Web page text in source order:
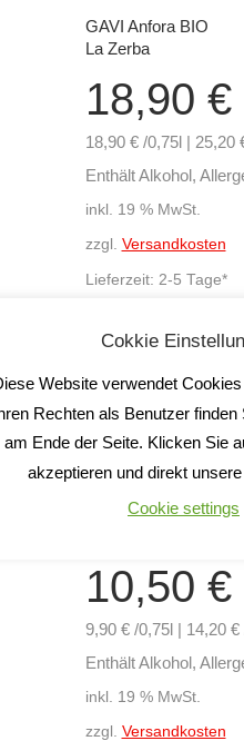
GAVI Anfora BIO
La Zerba
18,90 €
18,90 € /0,75l | 25,20
Enthält Alkohol,
inkl. 19 % MwSt.
zzgl. Versandkosten
Lieferzeit: 2-5 Tage*
In den Warenkorb
GAVI BIO
10,50 €
9,90 € /0,75l | 14,20 €
Enthält Alkohol,
inkl. 19 % MwSt.
zzgl. Versandkosten
Cokkie
Website verwendet
Rechten als Benutzer finden
am Ende der Seite. Klicken Sie
akzeptieren und direkt
Cookie settings